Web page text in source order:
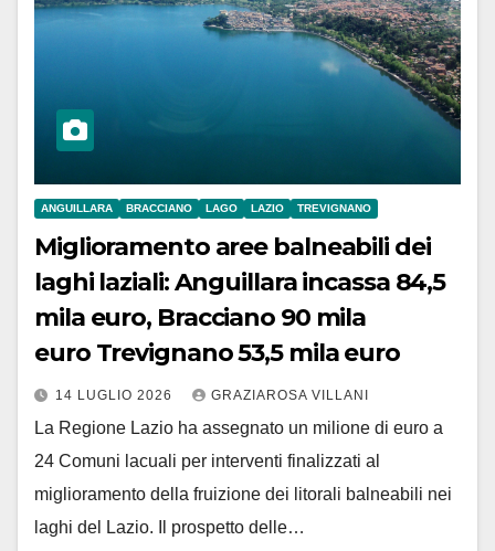
ANGUILLARA BRACCIANO LAGO LAZIO TREVIGNANO
Miglioramento aree balneabili dei
laghi laziali: Anguillara incassa 84,5
mila euro, Bracciano 90 mila
euro Trevignano 53,5 mila euro
14 LUGLIO 2026 GRAZIAROSA VILLANI
La Regione Lazio ha assegnato un milione di euro a
24 Comuni lacuali per interventi finalizzati al
miglioramento della fruizione dei litorali balneabili nei
laghi del Lazio. Il prospetto delle…